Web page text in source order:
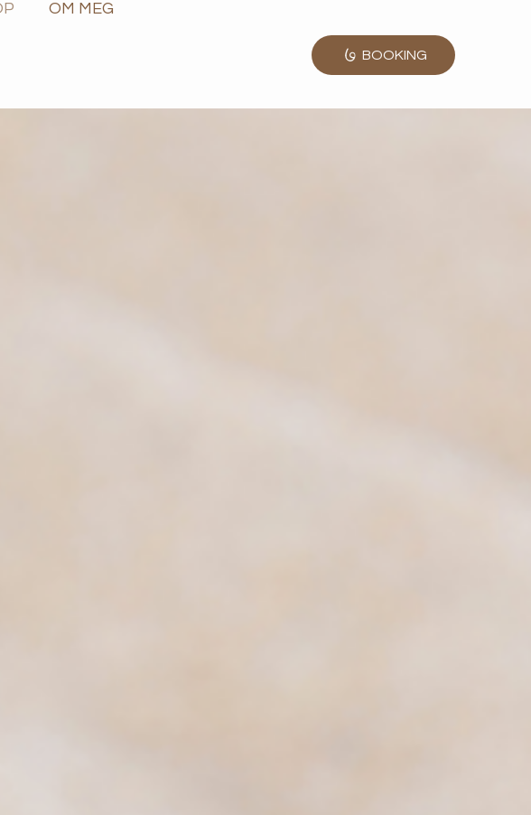
OM MEG
BOOKING